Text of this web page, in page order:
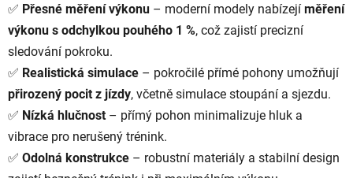
✅ Přesné měření výkonu – moderní modely nabízejí měření
výkonu s odchylkou pouhého 1 %, což zajistí precizní
sledování pokroku.
✅ Realistická simulace – pokročilé přímé pohony umožňují
přirozený pocit z jízdy, včetně simulace stoupání a sjezdu.
✅ Nízká hlučnost – přímý pohon minimalizuje hluk a
vibrace pro nerušený trénink.
✅ Odolná konstrukce – robustní materiály a stabilní design